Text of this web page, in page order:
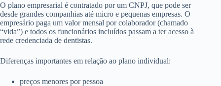
O plano empresarial é contratado por um CNPJ, que pode ser
desde grandes companhias até micro e pequenas empresas. O
empresário paga um valor mensal por colaborador (chamado
“vida”) e todos os funcionários incluídos passam a ter acesso à
rede credenciada de dentistas.
Diferenças importantes em relação ao plano individual:
preços menores por pessoa